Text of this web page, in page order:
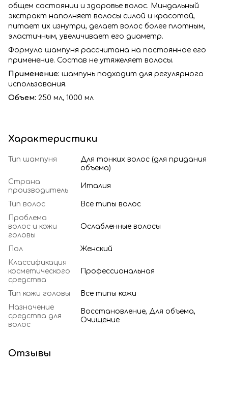
общем состоянии и здоровье волос. Миндальный
экстракт наполняет волосы силой и красотой,
питает их изнутри, делает волос более плотным,
эластичным, увеличивает его диаметр.
Формула шампуня рассчитана на постоянное его
применение. Состав не утяжеляет волосы.
Применение: шампунь подходит для регулярного
использования.
Объем: 250 мл, 1000 мл
Характеристики
Тип шампуня
Для тонких волос (для придания
объема)
Страна
производитель
Италия
Тип волос
Все типы волос
Проблема
волос и кожи
головы
Ослабленные волосы
Пол
Женский
Классификация
косметического
средства
Профессиональная
Тип кожи головы
Все типы кожи
Назначение
средства для
волос
Восстановление, Для объема,
Очищение
Отзывы